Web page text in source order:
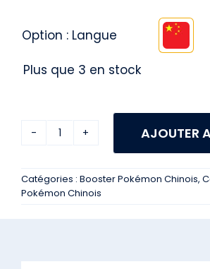
Option : Langue
Plus que 3 en stock
Display
AJOUTER
Catégories : Booster Pokémon Chinois,
Pokémon Chinois